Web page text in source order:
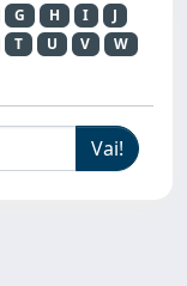
G H I
J
T U V
W